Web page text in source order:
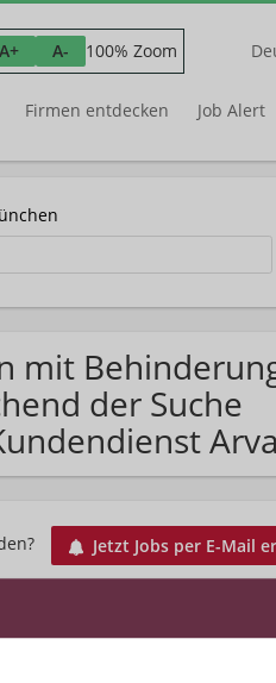
A+ A- 100% Zoom
Firmen entdecken Job Alert
mit
der Suche
Jetzt Jobs per E-Mail